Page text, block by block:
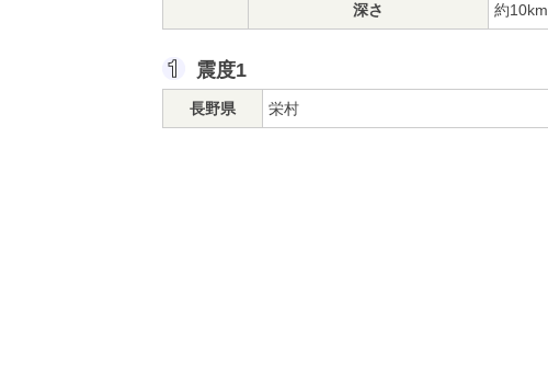
深さ 約10km
震度1
長野県 栄村